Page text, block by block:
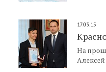
17.03.15
На